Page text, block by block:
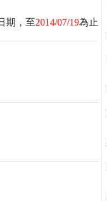
期，至2014/07/19為止